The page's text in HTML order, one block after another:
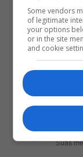
50 Dois
Você
15 20%
10 Não
Você
isso em
15 Suas
Some vendors
of legitimate
your options
or in the site
and cookie